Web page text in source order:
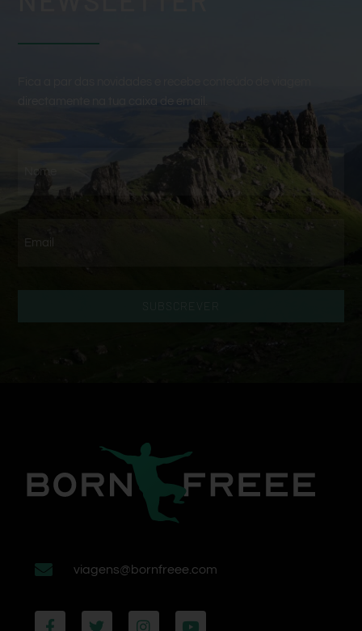
directamente na tua caixa de email.
SUBSCREVER
viagens@bornfreee.com